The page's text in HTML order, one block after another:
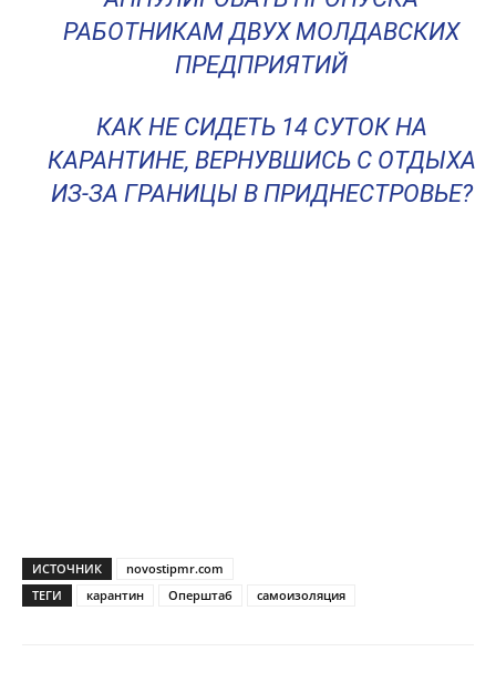
РАБОТНИКАМ ДВУХ МОЛДАВСКИХ
ПРЕДПРИЯТИЙ
КАК НЕ СИДЕТЬ 14 СУТОК НА
КАРАНТИНЕ, ВЕРНУВШИСЬ С ОТДЫХА
ИЗ-ЗА ГРАНИЦЫ В ПРИДНЕСТРОВЬЕ?
ИСТОЧНИК
novostipmr.com
ТЕГИ
карантин Оперштаб самоизоляция